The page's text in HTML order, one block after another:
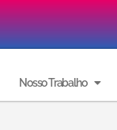
Nosso Trabalho